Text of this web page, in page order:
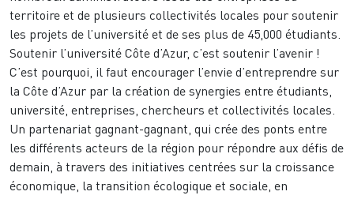
territoire et de plusieurs collectivités locales pour soutenir
les projets de l’université et de ses plus de 45,000 étudiants.
Soutenir l’université Côte d’Azur, c’est soutenir l’avenir !
C’est pourquoi, il faut encourager l’envie d’entreprendre sur
la Côte d’Azur par la création de synergies entre étudiants,
université, entreprises, chercheurs et collectivités locales.
Un partenariat gagnant-gagnant, qui crée des ponts entre
les différents acteurs de la région pour répondre aux défis de
demain, à travers des initiatives centrées sur la croissance
économique, la transition écologique et sociale, en